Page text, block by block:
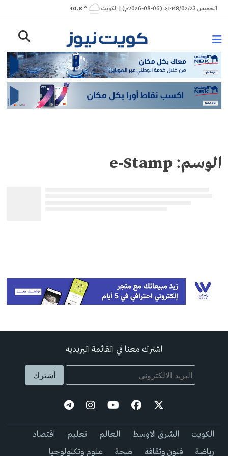
Skip
to
الخميس 1448/02/23هـ (06-08-2026م) | الكويت ° 40.8
الوسم: e-Stamp
اشترك معنا في القائمة البريديه
الكويت الشرق الاوسط العالم تعليم
اقتصاد
رياضة
فنون وثقافة صحة علوم وتكنولوجيا